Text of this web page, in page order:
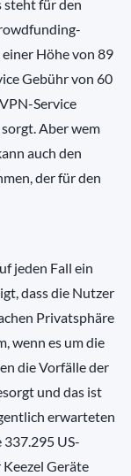
steht für den
Höhe von 89
Gebühr von 60
Service
Aber wem
auch den
der für den
jeden Fall ein
dass die Nutzer
Privatsphäre
wenn es um die
die Vorfälle der
und das ist
erwarteten
337.295 US-
Geräte